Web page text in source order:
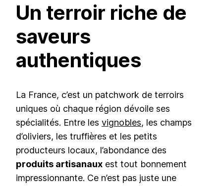
Un terroir riche de
saveurs
authentiques
La France, c’est un patchwork de terroirs
uniques où chaque région dévoile ses
spécialités. Entre les vignobles, les champs
d’oliviers, les truffières et les petits
producteurs locaux, l’abondance des
produits artisanaux est tout bonnement
impressionnante. Ce n’est pas juste une